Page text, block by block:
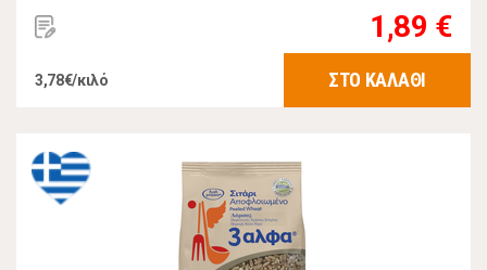
1,89 €
3,78€/κιλό ΣΤΟ ΚΑΛΑΘΙ